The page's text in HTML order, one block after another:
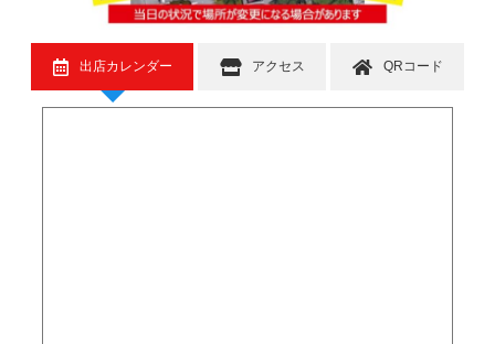
出店カレンダー アクセス QRコード